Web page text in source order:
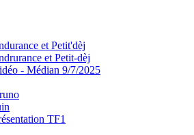
et Petit'dèj
et Petit-dèj
- Médian 9/7/2025
TF1